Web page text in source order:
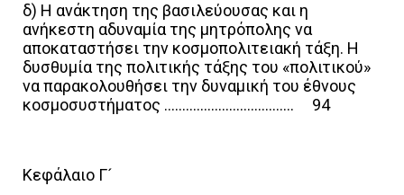
δ) Η ανάκτηση της βασιλεύουσας και η
ανήκεστη αδυναμία της μητρόπολης να
αποκαταστήσει την κοσμοπολιτειακή τάξη. Η
δυσθυμία της πολιτικής τάξης του «πολιτικού»
να παρακολουθήσει την δυναμική του έθνους
κοσμοσυστήματος ……………………………… 94
Κεφάλαιο Γ´